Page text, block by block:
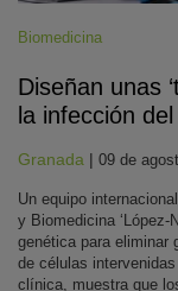
Biomedicina
Diseñan unas
la infección
Granada | 09 de
Un equipo
y Biomedicina ‘López-
genética para eliminar
de células
clínica, muestra que